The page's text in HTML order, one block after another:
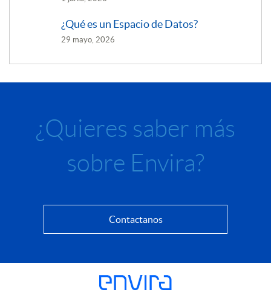
¿Qué es un Espacio de Datos?
29 mayo, 2026
¿Quieres saber más
sobre Envira?
Contactanos